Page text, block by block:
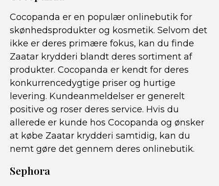
Cocopanda er en populær onlinebutik for
skønhedsprodukter og kosmetik. Selvom det
ikke er deres primære fokus, kan du finde
Zaatar krydderi blandt deres sortiment af
produkter. Cocopanda er kendt for deres
konkurrencedygtige priser og hurtige
levering. Kundeanmeldelser er generelt
positive og roser deres service. Hvis du
allerede er kunde hos Cocopanda og ønsker
at købe Zaatar krydderi samtidig, kan du
nemt gøre det gennem deres onlinebutik.
Sephora